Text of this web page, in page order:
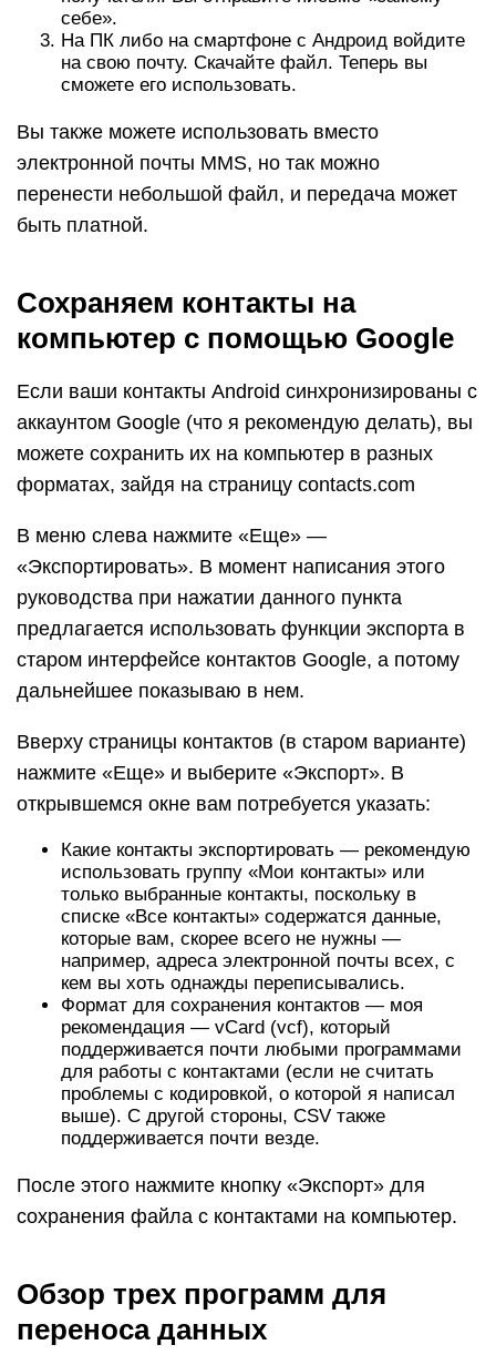
себе».
На ПК либо на смартфоне с Андроид войдите
на свою почту. Скачайте файл. Теперь вы
сможете его использовать.
Вы также можете использовать вместо
электронной почты MMS, но так можно
перенести небольшой файл, и передача может
быть платной.
Сохраняем контакты на
компьютер с помощью Google
Если ваши контакты Android синхронизированы с
аккаунтом Google (что я рекомендую делать), вы
можете сохранить их на компьютер в разных
форматах, зайдя на страницу contacts.com
В меню слева нажмите «Еще» —
«Экспортировать». В момент написания этого
руководства при нажатии данного пункта
предлагается использовать функции экспорта в
старом интерфейсе контактов Google, а потому
дальнейшее показываю в нем.
Вверху страницы контактов (в старом варианте)
нажмите «Еще» и выберите «Экспорт». В
открывшемся окне вам потребуется указать:
Какие контакты экспортировать — рекомендую
использовать группу «Мои контакты» или
только выбранные контакты, поскольку в
списке «Все контакты» содержатся данные,
которые вам, скорее всего не нужны —
например, адреса электронной почты всех, с
кем вы хоть однажды переписывались.
Формат для сохранения контактов — моя
рекомендация — vCard (vcf), который
поддерживается почти любыми программами
для работы с контактами (если не считать
проблемы с кодировкой, о которой я написал
выше). С другой стороны, CSV также
поддерживается почти везде.
После этого нажмите кнопку «Экспорт» для
сохранения файла с контактами на компьютер.
Обзор трех программ для
переноса данных